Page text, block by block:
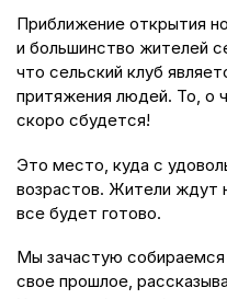
Приближение открытия
и большинство жителей
что сельский клуб
притяжения людей. То, о
скоро сбудется!
Это место, куда с
возрастов. Жители ждут
все будет готово.
Мы зачастую
свое прошлое,